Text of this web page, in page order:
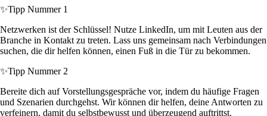
✨Tipp Nummer 1
Netzwerken ist der Schlüssel! Nutze LinkedIn, um mit Leuten aus der
Branche in Kontakt zu treten. Lass uns gemeinsam nach Verbindungen
suchen, die dir helfen können, einen Fuß in die Tür zu bekommen.
✨Tipp Nummer 2
Bereite dich auf Vorstellungsgespräche vor, indem du häufige Fragen
und Szenarien durchgehst. Wir können dir helfen, deine Antworten zu
verfeinern, damit du selbstbewusst und überzeugend auftrittst.